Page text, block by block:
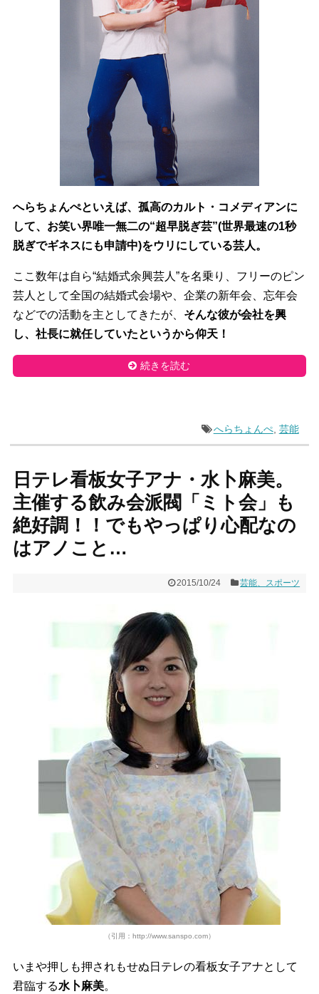
へらちょんぺといえば、孤高のカルト・コメディアンに
して、お笑い界唯一無二の“超早脱ぎ芸”(世界最速の1秒
脱ぎでギネスにも申請中)をウリにしている芸人。
ここ数年は自ら“結婚式余興芸人”を名乗り、フリーのピン
芸人として全国の結婚式会場や、企業の新年会、忘年会
などでの活動を主としてきたが、 そんな彼が会社を興
し、社長に就任していたというから仰天！
続きを読む
へらちょんぺ, 芸能
日テレ看板女子アナ・水卜麻美。
主催する飲み会派閥「ミト会」も
絶好調！！でもやっぱり心配なの
はアノこと…
2015/10/24 芸能、スポーツ
（引用：http://www.sanspo.com）
いまや押しも押されもせぬ日テレの看板女子アナとして
君臨する水卜麻美。